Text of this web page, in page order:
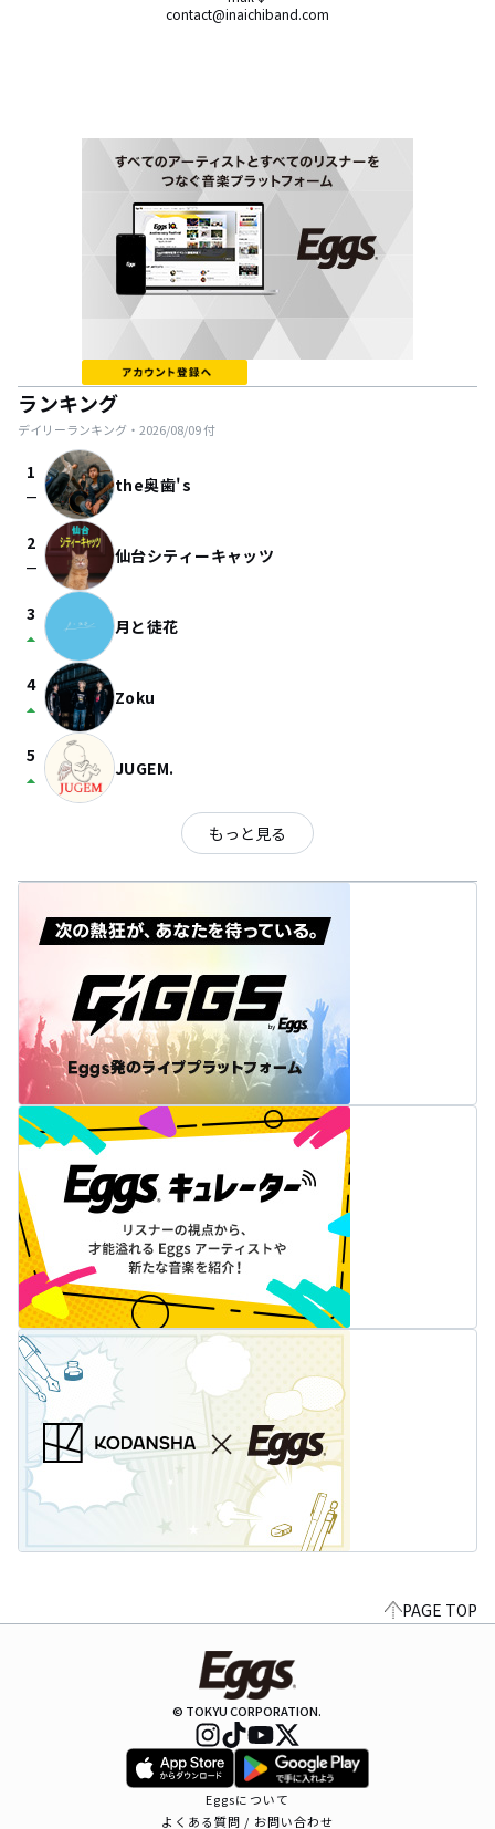
contact@inaichiband.com
ランキング
デイリーランキング・ 2026/08/09付
1
check_indeterminate_small the奥歯's
2
check_indeterminate_small 仙台シティーキャッツ
3
arrow_drop_up 月と徒花
4
arrow_drop_up Zoku
5
arrow_drop_up JUGEM.
もっと見る
PAGE TOP
© TOKYU CORPORATION.
Eggsについて
よくある質問 / お問い合わせ